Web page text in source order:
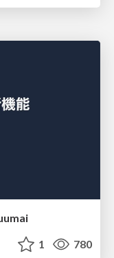
1 780